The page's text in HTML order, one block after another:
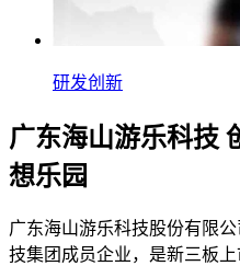
研发创新
广东海山游乐科技
想乐园
广东海山游乐科技股份有限
技集团成员企业，是新三板